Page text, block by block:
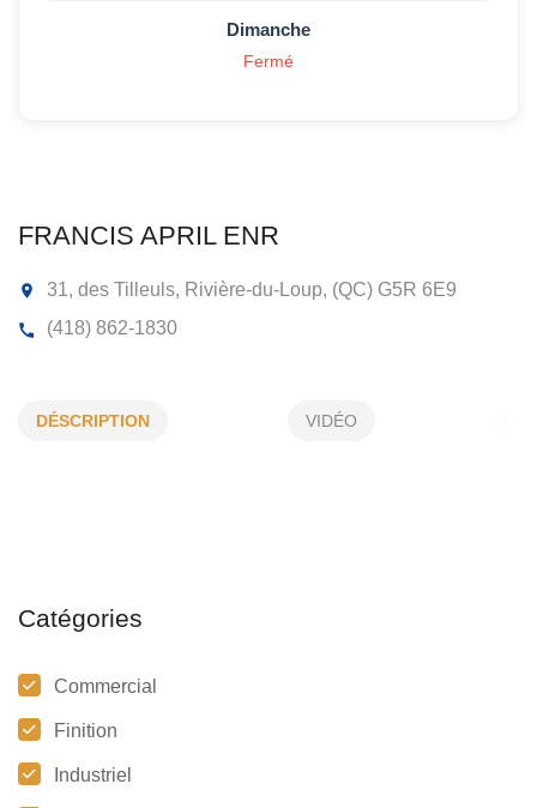
FRANCIS APRIL ENR
DÉSCRIPTION VIDÉO
Catégories
Commercial
Finition
Industriel
Dimanche
Fermé